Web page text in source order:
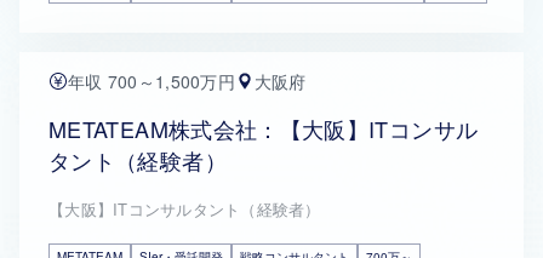
年収 700～1,500万円 大阪府
METATEAM株式会社：【大阪】ITコンサル
タント（経験者）
【大阪】ITコンサルタント（経験者）